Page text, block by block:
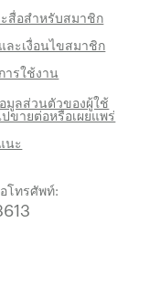
สื่อสำหรับสมาชิก
ละเงื่อนไขสมาชิก
ารใช้งาน
มูลส่วนตัวของผู้ใช้
ขายต่อหรือเผยแพร่
นะ
โทรศัพท์:
สุดทาง
กับราคาที่ถูก
แก่
รับการจอง